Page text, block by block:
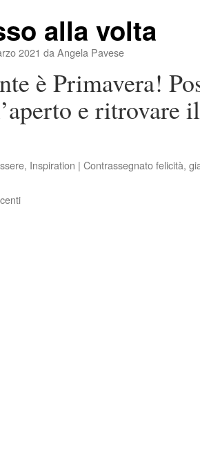
alla volta
2021 da Angela Pavese
è Primavera!
e ritrovare
, Inspiration | Contrassegnatofelicità,